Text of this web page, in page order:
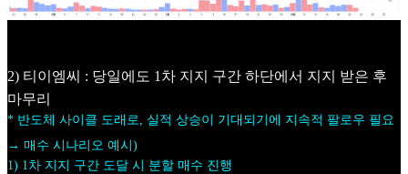
2) 티이엠씨 : 당일에도 1차 지지 구간 하단에서 지지 받은 후
마무리
* 반도체 사이클 도래로, 실적 상승이 기대되기에 지속적 팔로우 필요
→ 매수 시나리오 예시)
1) 1차 지지 구간 도달 시 분할 매수 진행